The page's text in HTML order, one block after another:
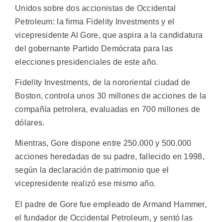
Unidos sobre dos accionistas de Occidental
Petroleum: la firma Fidelity Investments y el
vicepresidente Al Gore, que aspira a la candidatura
del gobernante Partido Demócrata para las
elecciones presidenciales de este año.
Fidelity Investments, de la nororiental ciudad de
Boston, controla unos 30 millones de acciones de la
compañía petrolera, evaluadas en 700 millones de
dólares.
Mientras, Gore dispone entre 250.000 y 500.000
acciones heredadas de su padre, fallecido en 1998,
según la declaración de patrimonio que el
vicepresidente realizó ese mismo año.
El padre de Gore fue empleado de Armand Hammer,
el fundador de Occidental Petroleum, y sentó las